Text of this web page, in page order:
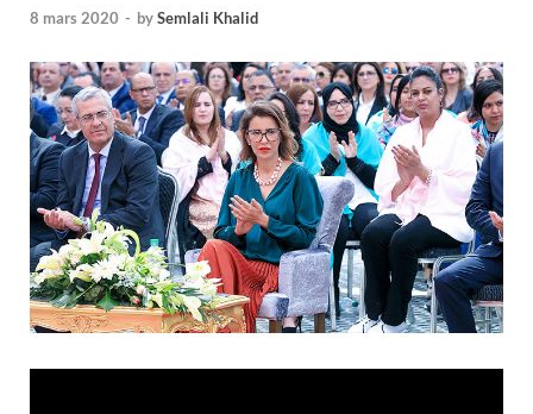
8 mars 2020 - bySemlali Khalid